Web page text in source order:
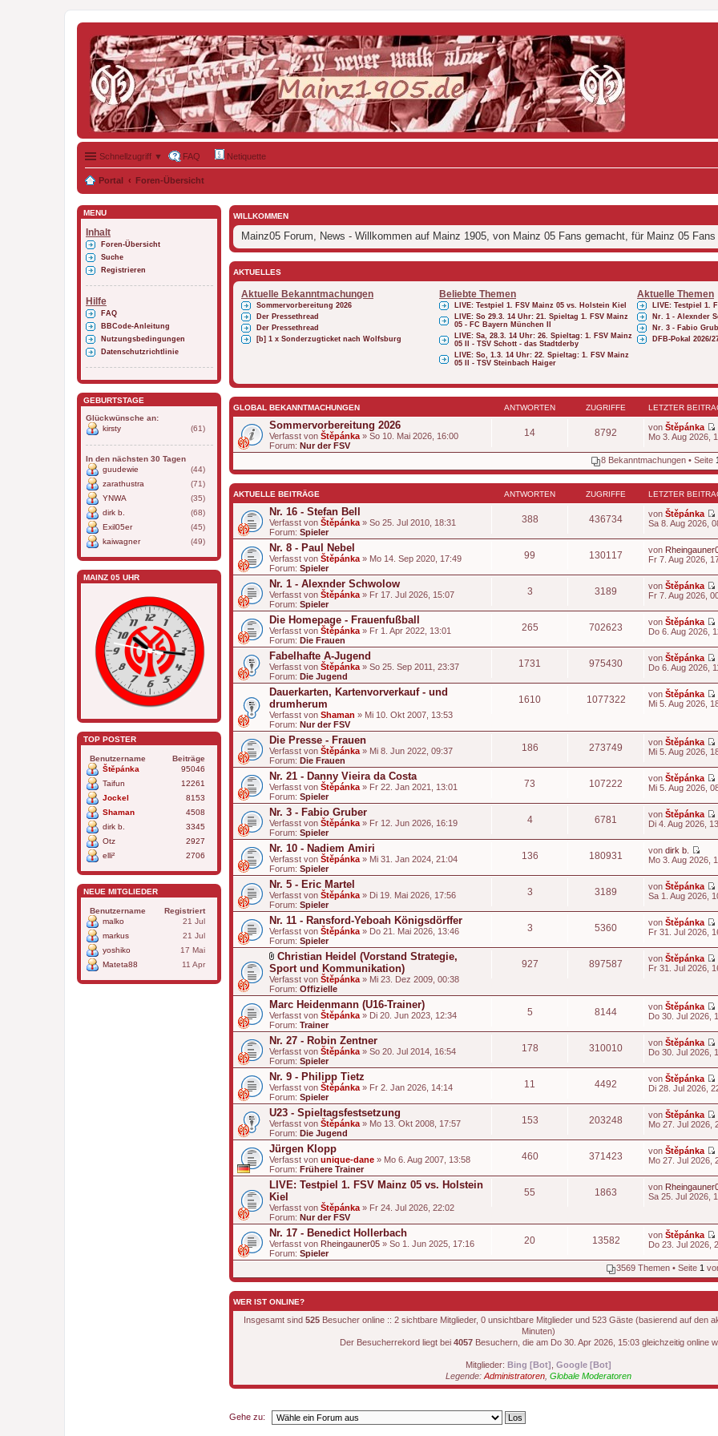
Schnellzugriff ▼ FAQ Netiquette
Portal Foren-Übersicht
WILLKOMMEN
Mainz05 Forum, News - Willkommen auf Mainz 1905, von Mainz 05 Fans gemacht, für Mainz 05
AKTUELLES
Aktuelle Bekanntmachungen Beliebte Themen Aktuelle Themen
Sommervorbereitung 2026
Der Pressethread
Der Pressethread
[b] 1 x Sonderzugticket nach Wolfsburg
LIVE: Testpiel 1. FSV Mainz 05 vs. Holstein Kiel
LIVE: So 29.3. 14 Uhr: 21. Spieltag 1. FSV Mainz
05 - FC Bayern München II
LIVE: Sa, 28.3. 14 Uhr: 26. Spieltag: 1. FSV Mainz
05 II - TSV Schott - das Stadtderby
LIVE: So, 1.3. 14 Uhr: 22. Spieltag: 1. FSV Mainz
05 II - TSV Steinbach Haiger
LIVE: Testpiel 1.
Nr. 1 - Alexnder
Nr. 3 - Fabio
DFB-Pokal 2026/
GLOBAL BEKANNTMACHUNGEN ANTWORTEN ZUGRIFFE LETZTER
Sommervorbereitung 2026
Verfasst von Štěpánka » So 10. Mai 2026, 16:00
Forum: Nur der FSV
14 8792 von Štěpánka
t
r
t
r
Mo 3. Aug 2026,
8 Bekanntmachungen • Seite
AKTUELLE BEITRÄGE ANTWORTEN ZUGRIFFE LETZTER
Nr. 16 - Stefan Bell
Verfasst von Štěpánka » So 25. Jul 2010, 18:31
Forum: Spieler
388 436734 von Štěpánka
t
r
Sa 8. Aug 2026,
Nr. 8 - Paul Nebel
Verfasst von Štěpánka » Mo 14. Sep 2020, 17:49
Forum: Spieler
99 130117 von
Fr 7. Aug 2026,
Nr. 1 - Alexnder Schwolow
Verfasst von Štěpánka » Fr 17. Jul 2026, 15:07
Forum: Spieler
3 3189 von Štěpánka
t
r
Fr 7. Aug 2026,
Die Homepage - Frauenfußball
Verfasst von Štěpánka » Fr 1. Apr 2022, 13:01
Forum: Die Frauen
265 702623 von Štěpánka
Do 6. Aug 2026,
Fabelhafte A-Jugend
Verfasst von Štěpánka » So 25. Sep 2011, 23:37
Forum: Die Jugend
1731 975430 von Štěpánka
r
Do 6. Aug 2026,
Dauerkarten, Kartenvorverkauf - und
drumherum
Verfasst von Shaman » Mi 10. Okt 2007, 13:53
Forum: Nur der FSV
1610 1077322 von Štěpánka
t
r
Mi 5. Aug 2026,
Die Presse - Frauen
Verfasst von Štěpánka » Mi 8. Jun 2022, 09:37
Forum: Die Frauen
186 273749 von Štěpánka
t
r
Mi 5. Aug 2026,
Nr. 21 - Danny Vieira da Costa
Verfasst von Štěpánka » Fr 22. Jan 2021, 13:01
Forum: Spieler
73 107222 von Štěpánka
t
r
Mi 5. Aug 2026,
Nr. 3 - Fabio Gruber
Verfasst von Štěpánka » Fr 12. Jun 2026, 16:19
Forum: Spieler
4 6781 von Štěpánka
t
r
Di 4. Aug 2026,
Nr. 10 - Nadiem Amiri
Verfasst von Štěpánka » Mi 31. Jan 2024, 21:04
Forum: Spieler
136 180931 von dirk b.
N
u
e
s
r
B
t
r
Mo 3. Aug 2026,
Nr. 5 - Eric Martel
Verfasst von Štěpánka » Di 19. Mai 2026, 17:56
Forum: Spieler
3 3189 von Štěpánka
Sa 1. Aug 2026,
Nr. 11 - Ransford-Yeboah Königsdörffer
Verfasst von Štěpánka » Do 21. Mai 2026, 13:46
Forum: Spieler
3 5360 von Štěpánka
r
Fr 31. Jul 2026,
D
a
t
e
i
a
n
h
a
n
g
Christian Heidel (Vorstand Strategie,
Sport und Kommunikation)
Verfasst von Štěpánka » Mi 23. Dez 2009, 00:38
Forum: Offizielle
927 897587 von Štěpánka
t
r
Fr 31. Jul 2026,
Marc Heidenmann (U16-Trainer)
Verfasst von Štěpánka » Di 20. Jun 2023, 12:34
Forum: Trainer
5 8144 von Štěpánka
t
r
Do 30. Jul 2026,
Nr. 27 - Robin Zentner
Verfasst von Štěpánka » So 20. Jul 2014, 16:54
Forum: Spieler
178 310010 von Štěpánka
t
r
Do 30. Jul 2026,
Nr. 9 - Philipp Tietz
Verfasst von Štěpánka » Fr 2. Jan 2026, 14:14
Forum: Spieler
11 4492 von Štěpánka
i
t
r
Di 28. Jul 2026,
U23 - Spieltagsfestsetzung
Verfasst von Štěpánka » Mo 13. Okt 2008, 17:57
Forum: Die Jugend
153 203248 von Štěpánka
r
Mo 27. Jul 2026,
Jürgen Klopp
Verfasst von unique-dane » Mo 6. Aug 2007, 13:58
Forum: Frühere Trainer
460 371423 von Štěpánka
r
t
r
Mo 27. Jul 2026,
LIVE: Testpiel 1. FSV Mainz 05 vs. Holstein
Kiel
Verfasst von Štěpánka » Fr 24. Jul 2026, 22:02
Forum: Nur der FSV
55 1863 von
Sa 25. Jul 2026,
Nr. 17 - Benedict Hollerbach
Verfasst von Rheingauner05 » So 1. Jun 2025, 17:16
Forum: Spieler
20 13582 von Štěpánka
t
r
t
Do 23. Jul 2026,
3569 Themen • Seite 1
WER IST ONLINE?
Insgesamt sind 525Besucher online :: 2 sichtbare Mitglieder, 0 unsichtbare Mitglieder und 523 Gäste (basierend auf den
Minuten)
Der Besucherrekord liegt bei 4057Besuchern, die am Do 30. Apr 2026, 15:03 gleichzeitig online
Mitglieder: Bing [Bot] Google [Bot]
Legende: Administratoren Globale Moderatoren
Gehe zu:
MENÜ
Inhalt
Foren-Übersicht
Suche
Registrieren
Hilfe
FAQ
BBCode-Anleitung
Nutzungsbedingungen
Datenschutzrichtlinie
GEBURTSTAGE
Glückwünsche an:
kirsty
(61)
In den nächsten 30 Tagen
guudewie
(44)
zarathustra
(71)
YNWA
(35)
dirk b.
(68)
Exil05er
(45)
kaiwagner
(49)
MAINZ 05 UHR
TOP POSTER
Benutzername
Beiträge
Štěpánka
95046
Taifun
12261
Jockel
8153
Shaman
4508
dirk b.
3345
Otz
2927
elli²
2706
NEUE MITGLIEDER
Benutzername
Registriert
malko
21 Jul
markus
21 Jul
yoshiko
17 Mai
Mateta88
11 Apr